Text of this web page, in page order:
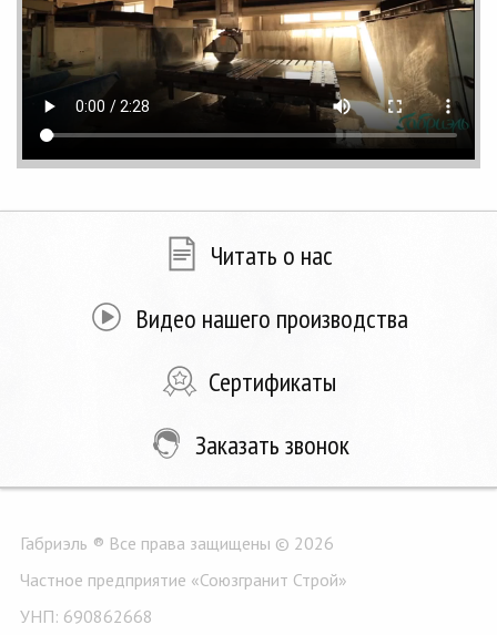
Читать о нас
Видео нашего производства
Сертификаты
Заказать звонок
Габриэль ® Все права защищены © 2026
Частное предприятие «Союзгранит Строй»
УНП: 690862668